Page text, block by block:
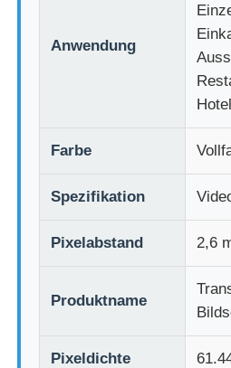
Alle Fälle
LED transparente
Anwendung
Farbe
Spezifikation
Pixelabstand 2,6
Produktname
Pixeldichte